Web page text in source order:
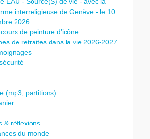
interreligieuse de Genève - le 10
2026
de peinture d’icône
de retraites dans la vie 2026-2027
(mp3, partitions)
& réflexions
du monde